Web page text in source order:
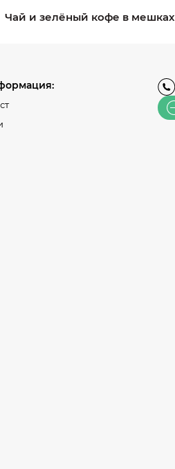
Чай и зелёный кофе в мешках